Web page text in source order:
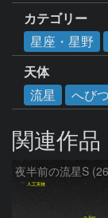
カテゴリー
星座・星野
天体
流星
へび
関連作品
夜半前の流星S